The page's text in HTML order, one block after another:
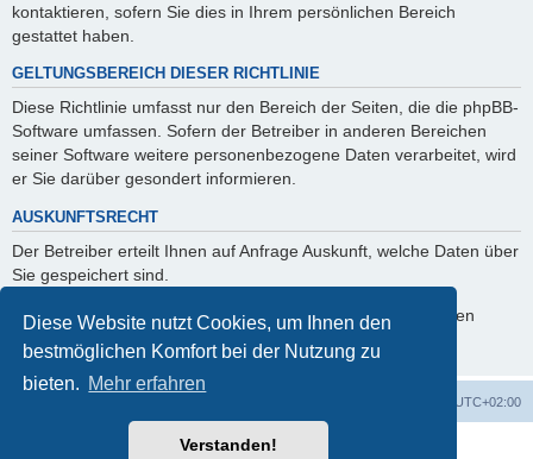
Diese Website nutzt Cookies, um Ihnen den
bestmöglichen Komfort bei der Nutzung zu
bieten. Mehr erfahren
Verstanden!
kontaktieren, sofern Sie dies in Ihrem persönlichen Bereich
gestattet haben.
GELTUNGSBEREICH DIESER RICHTLINIE
Diese Richtlinie umfasst nur den Bereich der Seiten, die die phpBB-
Software umfassen. Sofern der Betreiber in anderen Bereichen
seiner Software weitere personenbezogene Daten verarbeitet, wird
er Sie darüber gesondert informieren.
AUSKUNFTSRECHT
Der Betreiber erteilt Ihnen auf Anfrage Auskunft, welche Daten über
Sie gespeichert sind.
Sie können jederzeit die Löschung bzw. Sperrung Ihrer Daten
verlangen. Kontaktieren Sie hierzu bitte den Betreiber.
UTC+02:00
Powered byphpBB® Forum Software © phpBB Limited